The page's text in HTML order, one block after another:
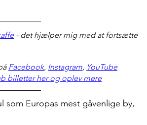
- det hjælper mig med at fortsætte
Facebook, Instagram, YouTube
billetter her og oplev mere
Europas mest gåvenlige by,